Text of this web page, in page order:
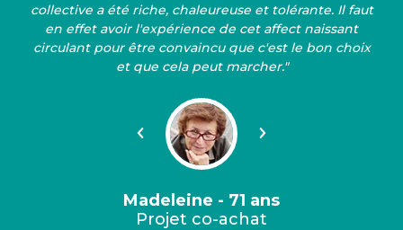
collective a été riche, chaleureuse et tolérante. Il faut
en effet avoir l'expérience de cet affect naissant
circulant pour être convaincu que c'est le bon choix
et que cela peut marcher."
Précédent Suivant
Madeleine - 71 ans
Projet co-achat